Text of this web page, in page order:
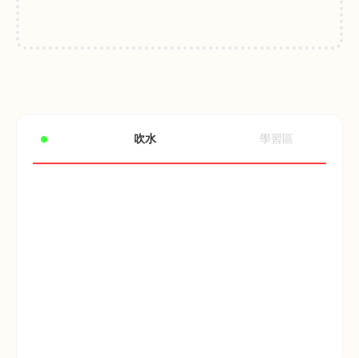
吹水 學習區